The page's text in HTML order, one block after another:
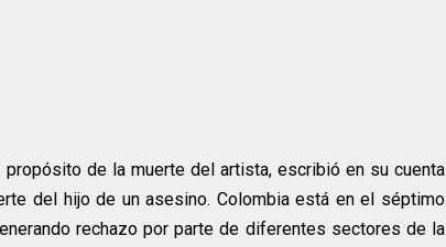
de la muerte del artista, escribió en su cuenta
del hijo de un asesino. Colombia está en el séptimo
rechazo por parte de diferentes sectores de la